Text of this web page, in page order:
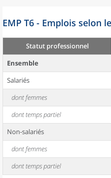
EMP T6 - Emplois selon
Statut professionnel
Ensemble
Salariés
dont femmes
dont temps partiel
Non-salariés
dont femmes
dont temps partiel